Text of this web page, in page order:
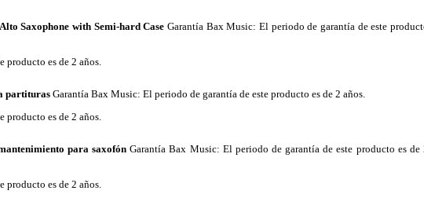
Saxophone with Semi-hard Case Garantía Bax Music: El periodo de garantía de este
producto es de 2 años.
partituras Garantía Bax Music: El periodo de garantía de este producto es de 2 años.
producto es de 2 años.
para saxofón Garantía Bax Music: El periodo de garantía de este producto es de
producto es de 2 años.